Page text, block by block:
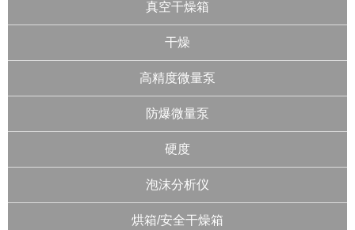
真空干燥箱
干燥
高精度微量泵
防爆微量泵
硬度
泡沫分析仪
烘箱/安全干燥箱